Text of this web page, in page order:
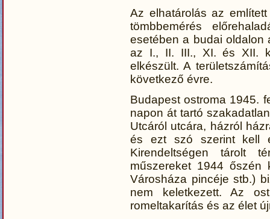
Az elhatárolás az
tömbbemérés
esetében a budai oldalon
az I., II. III., XI. és XII.
elkészült. A
következő évre.
Budapest ostroma 1945.
napon át tartó
Utcáról utcára, házról
és ezt szó szerint kell
Kirendeltségen tárolt
műszereket 1944 őszén
Városháza pincéje stb.)
nem keletkezett. Az
romeltakarítás és az élet